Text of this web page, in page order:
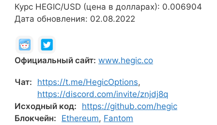
Курс HEGIC/USD (цена в долларах): 0.006904
Дата обновления: 02.08.2022
Официальный сайт: www.hegic.co
Чат: https://t.me/HegicOptions,
https://discord.com/invite/znjdj8q
Исходный код:
https://github.com/hegic
Блокчейн:
Ethereum, Fantom